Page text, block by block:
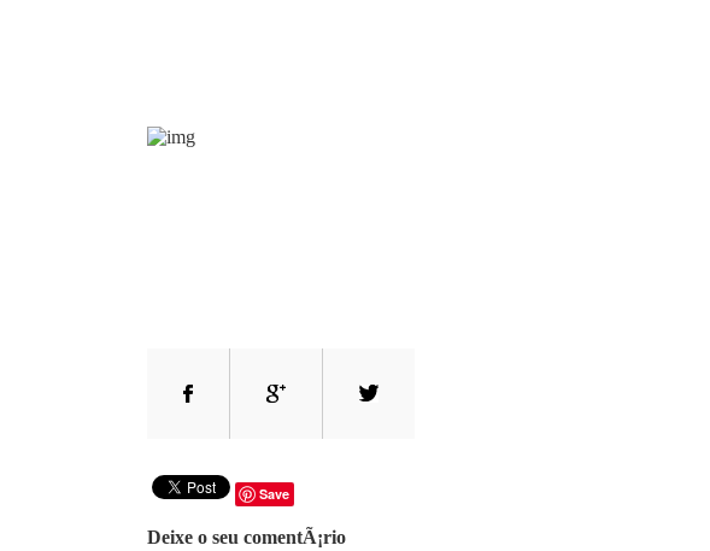
Save
Deixe o seu comentÃ¡rio